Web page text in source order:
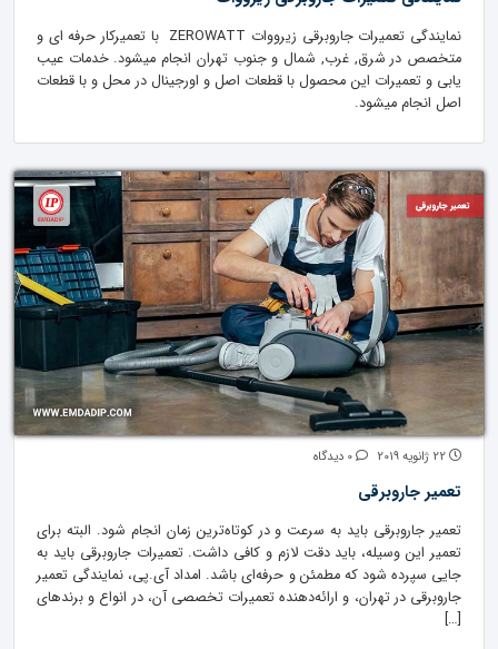
نمایندگی تعمیرات جاروبرقی زیرووات ZEROWATT با تعمیرکار حرفه ای و
متخصص در شرق, غرب, شمال و جنوب تهران انجام میشود. خدمات عیب
یابی و تعمیرات این محصول با قطعات اصل و اورجینال در محل و با قطعات
اصل انجام میشود.
تعمیر جاروبرقی
تعمیر جارو‌برقی باید به سرعت و در کوتاه‌ترین زمان انجام شود. البته برای
تعمیر این وسیله، باید دقت لازم و کافی داشت. تعمیرات جاروبرقی باید به
جایی سپرده شود که مطمئن و حرفه‌ای باشد. امداد آی.پی، نمایندگی تعمیر
جاروبرقی در تهران، و ارائه‌دهنده تعمیرات تخصصی آن، در انواع و برندهای
[…]